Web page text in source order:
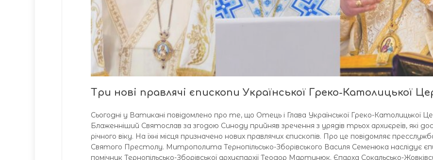
Три нові правлячі єпископи Української Греко-Католицької
Сьогодні у Ватикані повідомлено про те, що Отець і Глава Української Греко-Католицької
Блаженніший Святослав за згодою Синоду прийняв зречення з урядів трьох архиєреїв, які
річного віку. На їхні місця призначено нових правлячих єпископів. Про це повідомляє
Святого Престолу. Митрополита Тернопільсько-Зборівського Василя Семенюка наслідує
помічник Тернопільсько-Зборівської архиєпархії Теодор Мартинюк. Єпарха Сокальсько-